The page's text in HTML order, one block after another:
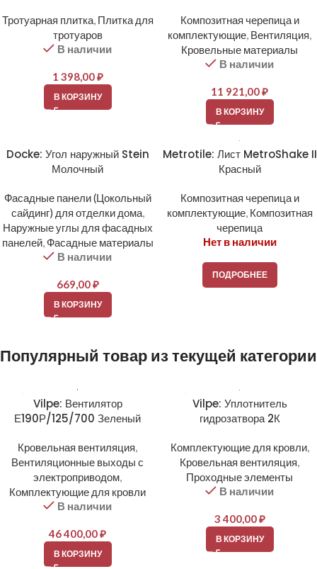
Тротуарная плитка, Плитка для
тротуаров
В наличии
1 398,00₽
В КОРЗИНУ
Композитная черепица и
комплектующие, Вентиляция,
Кровельные материалы
В наличии
11 921,00₽
В КОРЗИНУ
Docke: Угол наружный Stein
Молочный
Фасадные панели (Цокольный
сайдинг) для отделки дома,
Наружные углы для фасадных
панелей, Фасадные материалы
В наличии
669,00₽
В КОРЗИНУ
Metrotile: Лист MetroShake II
Красный
Композитная черепица и
комплектующие, Композитная
черепица
Нет в наличии
ПОДРОБНЕЕ
Популярный товар из текущей категории
Vilpe: Вентилятор
Е190Р/125/700 Зеленый
Кровельная вентиляция,
Вентиляционные выходы с
электроприводом,
Комплектующие для кровли
В наличии
46 400,00₽
В КОРЗИНУ
Vilpe: Уплотнитель
гидрозатвора 2К
Комплектующие для кровли,
Кровельная вентиляция,
Проходные элементы
В наличии
3 400,00₽
В КОРЗИНУ